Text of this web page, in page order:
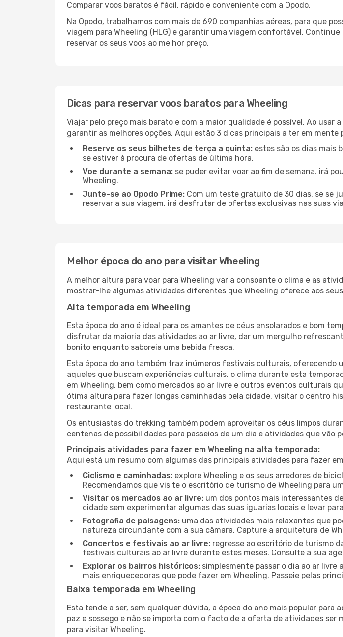
Comparar voos baratos é fácil, rápido e conveniente com a Opodo.
Na Opodo, trabalhamos com mais de 690 companhias aéreas, para que
viagem para Wheeling (HLG) e garantir uma viagem confortável.
reservar os seus voos ao melhor preço.
Dicas para reservar voos baratos para Wheeling
Viajar pelo preço mais barato e com a maior qualidade é possível. Ao usar
garantir as melhores opções. Aqui estão 3 dicas principais a ter em
Reserve os seus bilhetes de terça a quinta: estes são os dias mais
se estiver à procura de ofertas de última hora.
Voe durante a semana: se puder evitar voar ao fim de semana, irá
Wheeling.
Junte-se ao Opodo Prime: Com um teste gratuito de 30 dias, se se
reservar a sua viagem, irá desfrutar de ofertas exclusivas nas suas
Melhor época do ano para visitar Wheeling
A melhor altura para voar para Wheeling varia consoante o clima e as
mostrar-lhe algumas atividades diferentes que Wheeling oferece aos
Alta temporada em Wheeling
Esta época do ano é ideal para os amantes de céus ensolarados e bom
disfrutar da maioria das atividades ao ar livre, dar um mergulho
bonito enquanto saboreia uma bebida fresca.
Esta época do ano também traz inúmeros festivais culturais, oferecendo
aqueles que buscam experiências culturais, o clima durante esta
em Wheeling, bem como mercados ao ar livre e outros eventos culturais
ótima altura para fazer longas caminhadas pela cidade, visitar o centro
restaurante local.
Os entusiastas do trekking também podem aproveitar os céus limpos
centenas de possibilidades para passeios de um dia e atividades que vão
Principais atividades para fazer em Wheeling na alta temporada:
Aqui está um resumo com algumas das principais atividades para fazer
Ciclismo e caminhadas: explore Wheeling e os seus arredores de
Recomendamos que visite o escritório de turismo de Wheeling para
Visitar os mercados ao ar livre: um dos pontos mais interessantes
cidade sem experimentar algumas das suas iguarias locais e levar
Fotografia de paisagens: uma das atividades mais relaxantes que
natureza circundante com a sua câmara. Capture a arquitetura de
Concertos e festivais ao ar livre: regresse ao escritório de turismo
festivais culturais ao ar livre durante estes meses. Consulte a sua
Explorar os bairros históricos: simplesmente passar o dia ao ar livre
mais enriquecedoras que pode fazer em Wheeling. Passeie pelas
Baixa temporada em Wheeling
Esta tende a ser, sem qualquer dúvida, a época do ano mais popular
paz e sossego e não se importa com o facto de a oferta de atividades
para visitar Wheeling.